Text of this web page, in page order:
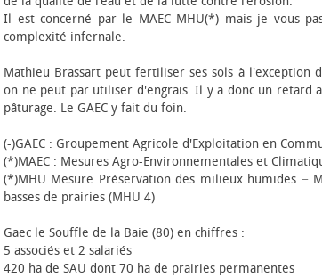
Il est concerné par le MAEC MHU(*) mais je vous
complexité infernale.
Mathieu Brassart peut fertiliser ses sols à l'exception
on ne peut par utiliser d'engrais. Il y a donc un retard
pâturage. Le GAEC y fait du foin.
(-)GAEC : Groupement Agricole d'Exploitation en
(*)MAEC : Mesures Agro-Environnementales et
(*)MHU Mesure Préservation des milieux humides −
basses de prairies (MHU 4)
Gaec le Souffle de la Baie (80) en chiffres :
5 associés et 2 salariés
420 ha de SAU dont 70 ha de prairies permanentes